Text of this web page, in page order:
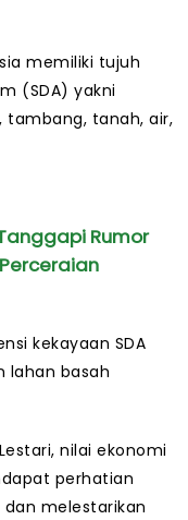
memiliki tujuh
(SDA) yakni
tambang, tanah, air,
Rumor
kekayaan SDA
lahan basah
nilai ekonomi
perhatian
melestarikan